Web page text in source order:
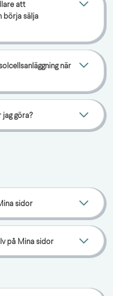
att
börja sälja
när
göra?
sidor
på Mina sidor